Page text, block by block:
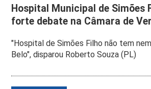
Hospital Municipal de Simões
forte debate na Câmara de
"Hospital de Simões Filho não tem
Belo", disparou Roberto Souza (PL)